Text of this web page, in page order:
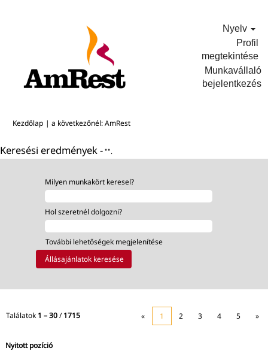
Nyelv
Profil
megtekintése
Munkavállaló
bejelentkezés
Kezdőlap | a következőnél: AmRest(aktuális
Keresési eredmények - "".
Milyen munkakört keresel?
Hol szeretnél dolgozni?
További lehetőségek megjelenítése
Találatok 1 – 30/1715 « 1 2 3 4 5 »
Nyitott pozíció